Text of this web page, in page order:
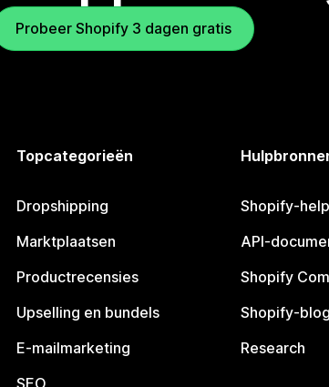
Probeer Shopify 3 dagen gratis
Topcategorieën
Dropshipping
Marktplaatsen
Productrecensies
Upselling en bundels
E-mailmarketing
Shopify-
API-
Shopify
Shopify-blog
Research